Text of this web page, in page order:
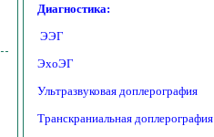
Диагностика:
ЭЭГ
ЭхоЭГ
Ультразвуковая доплерография
Транскраниальная доплерография